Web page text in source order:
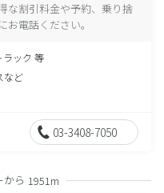
な割引料金や予約、乗り捨
電話ください。
ラック 等
など
03-3408-7050
から 1951m